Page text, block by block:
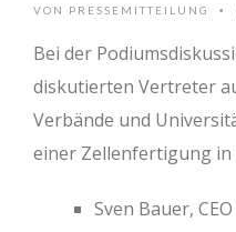
VON PRESSEMITTEILUNG •
Bei der
diskutierten Vertreter
Verbände und
einer Zellenfertigung in
Sven Bauer,